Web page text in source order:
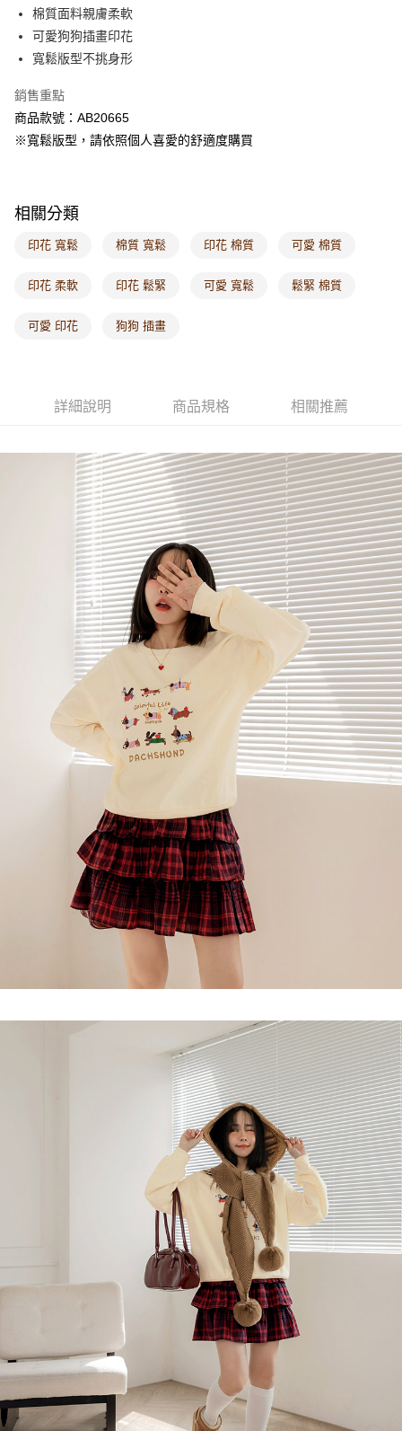
每筆NT$60，滿NT$1,000(含以上)免運費
7-11取貨付款
每筆NT$60，滿NT$1,000(含以上)免運費
付款後7-11取貨
每筆NT$60，滿NT$1,000(含以上)免運費
付款後門市自取
每筆NT$60，滿NT$1,000(含以上)免運費
棉質面料親膚柔軟
可愛狗狗插畫印花
寬鬆版型不挑身形
銷售重點
商品款號：AB20665
※寬鬆版型，請依照個人喜愛的舒適度購買
相關分類
印花 寬鬆 棉質 寬鬆 印花 棉質 可愛 棉質
印花 柔軟 印花 鬆緊 可愛 寬鬆 鬆緊 棉質
可愛 印花 狗狗 插畫
詳細說明 商品規格 相關推薦